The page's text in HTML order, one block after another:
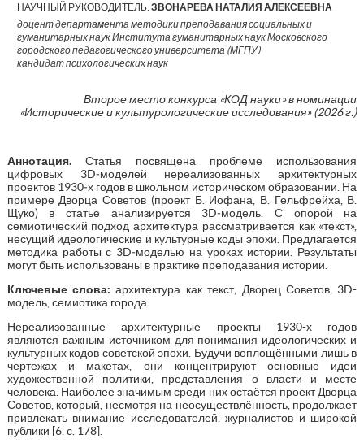
НАУЧНЫЙ РУКОВОДИТЕЛЬ:ЗВОНАРЕВА НАТАЛИЯ АЛЕКСЕЕВНА
доцент департамента методики преподавания социальных и
гуманитарных наук Института гуманитарных наук Московского
городского педагогического университета (МГПУ)
кандидат психологических наук
Второе место конкурса «КОД науки» в номинации
«Исторические и культурологические исследования» (2026 г.)
Аннотация.Статья посвящена проблеме использования
цифровых 3D‑моделей нереализованных архитектурных
проектов 1930‑х годов в школьном историческом образовании. На
примере Дворца Советов (проект Б. Иофана, В. Гельфрейха, В.
Щуко) в статье анализируется 3D‑модель. С опорой на
семиотический подход архитектура рассматривается как «текст»,
несущий идеологические и культурные коды эпохи. Предлагается
методика работы с 3D‑моделью на уроках истории. Результаты
могут быть использованы в практике преподавания истории.
Ключевые слова:архитектура как текст, Дворец Советов, 3D-
модель, семиотика города.
Нереализованные архитектурные проекты 1930-х годов
являются важным источником для понимания идеологических и
культурных кодов советской эпохи. Будучи воплощёнными лишь в
чертежах и макетах, они концентрируют основные идеи
художественной политики, представления о власти и месте
человека. Наиболее значимым среди них остаётся проект Дворца
Советов, который, несмотря на неосуществлённость, продолжает
привлекать внимание исследователей, журналистов и широкой
публики [6, с. 178].